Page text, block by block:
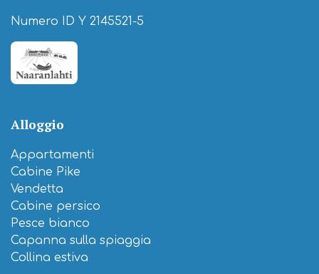
Numero ID Y 2145521-5
Alloggio
Appartamenti
Cabine Pike
Vendetta
Cabine persico
Pesce bianco
Capanna sulla spiaggia
Collina estiva